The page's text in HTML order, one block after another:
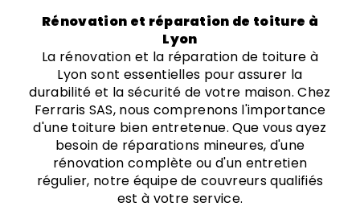
Rénovation et réparation de toiture à
Lyon
La rénovation et la réparation de toiture à
Lyon sont essentielles pour assurer la
durabilité et la sécurité de votre maison. Chez
Ferraris SAS, nous comprenons l'importance
d'une toiture bien entretenue. Que vous ayez
besoin de réparations mineures, d'une
rénovation complète ou d'un entretien
régulier, notre équipe de couvreurs qualifiés
est à votre service.